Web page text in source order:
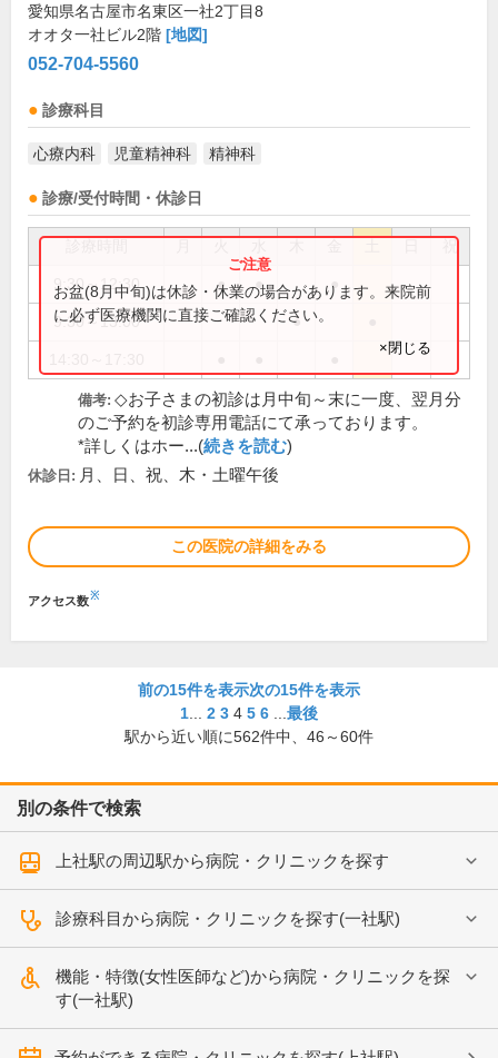
愛知県名古屋市名東区一社2丁目8
オオタ一社ビル2階 [地図]
052-704-5560
診療科目
心療内科 児童精神科 精神科
診療/受付時間・休診日
祝
9:30～12:30 ● ● ●
9:30～13:00 ●
お盆(8月中旬)は休診・休業の場合があります。来院前
に必ず医療機関に直接ご確認ください。
×閉じる
備考: ◇お子さまの初診は月中旬～末に一度、翌月分
のご予約を初診専用電話にて承っております。
*詳しくはホー...(続きを読む)
休診日: 月、日、祝、木・土曜午後
この医院の詳細をみる
アクセス数※
前の15件を表示次の15件を表示
1
2 3 4 5 6
最後
駅から近い順に562件中、 46～60件
別の条件で検索
上社駅の周辺駅から病院・クリニックを探す
診療科目から病院・クリニックを探す(一社駅)
機能・特徴(女性医師など)から病院・クリニックを探
す(一社駅)